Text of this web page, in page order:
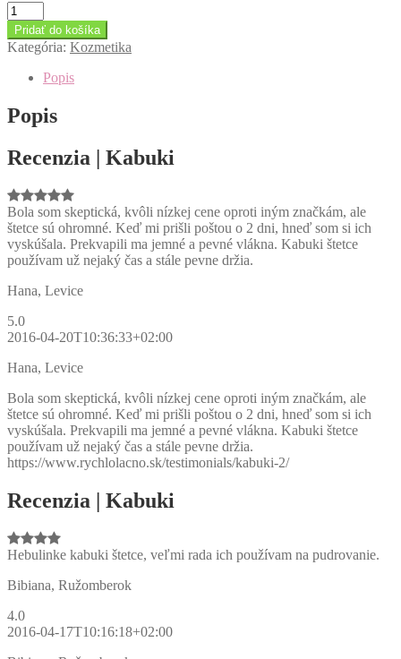
množstvo
Sada
Luxury
Kabuki
štetce
Pridať do košíka
Kategória: Kozmetika
Popis
Popis
Recenzia | Kabuki
Bola som skeptická, kvôli nízkej cene oproti iným značkám, ale
štetce sú ohromné. Keď mi prišli poštou o 2 dni, hneď som si ich
vyskúšala. Prekvapili ma jemné a pevné vlákna. Kabuki štetce
používam už nejaký čas a stále pevne držia.
Hana, Levice
5.0
2016-04-20T10:36:33+02:00
Hana, Levice
Bola som skeptická, kvôli nízkej cene oproti iným značkám, ale
štetce sú ohromné. Keď mi prišli poštou o 2 dni, hneď som si ich
vyskúšala. Prekvapili ma jemné a pevné vlákna. Kabuki štetce
používam už nejaký čas a stále pevne držia.
https://www.rychlolacno.sk/testimonials/kabuki-2/
Recenzia | Kabuki
Hebulinke kabuki štetce, veľmi rada ich používam na pudrovanie.
Bibiana, Ružomberok
4.0
2016-04-17T10:16:18+02:00